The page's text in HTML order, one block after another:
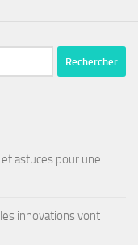
astuces pour une
innovations vont